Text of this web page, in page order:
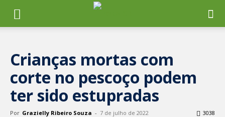
Crianças mortas com
corte no pescoço podem
ter sido estupradas
Por Grazielly Ribeiro Souza - 7 de julho de 2022 3038